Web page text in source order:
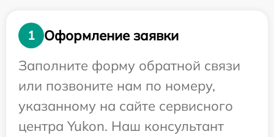
1
Оформление заявки
Заполните форму обратной связи
или позвоните нам по номеру,
указанному на сайте сервисного
центра Yukon. Наш консультант